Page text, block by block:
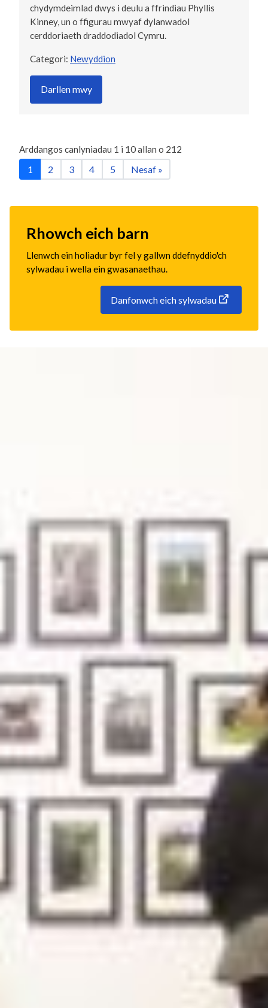
chydymdeimlad dwys i deulu a ffrindiau Phyllis
Kinney, un o ffigurau mwyaf dylanwadol
cerddoriaeth draddodiadol Cymru.
Categori: Newyddion
Darllen mwy
Arddangos canlyniadau 1 i 10allan o 212
1 2 3 4 5 Nesaf »
Rhowch eich barn
Llenwch ein holiadur byr fel y gallwn ddefnyddio'ch
sylwadau i wella ein gwasanaethau.
Danfonwch eich sylwadau